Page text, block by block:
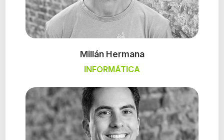
Millán Hermana
INFORMÁTICA